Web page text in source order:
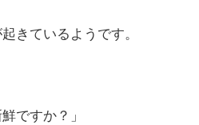
きているようです。
ですか？」